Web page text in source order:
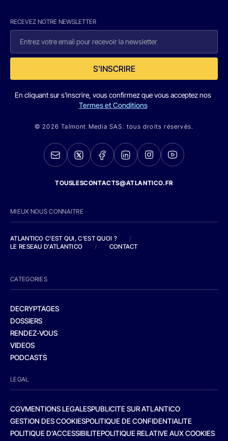
RECEVEZ NOTRE NEWSLETTER
S'INSCRIRE
En cliquant sur s'inscrire, vous confirmez que vous acceptez nos
Termes et Conditions
© 2026 Talmont Media SAS. tous droits réservés.
TOUSLESCONTACTS@ATLANTICO.FR
MIEUX NOUS CONNAITRE
ATLANTICO C'EST QUI, C'EST QUOI ?
/
LE RESEAU D'ATLANTICO
/ CONTACT
CATEGORIES
DECRYPTAGES
DOSSIERS
RENDEZ-VOUS
VIDEOS
PODCASTS
LEGAL
CGVMENTIONS LEGALESPUBLICITE SUR ATLANTICO
GESTION DES COOKIESPOLITIQUE DE CONFIDENTIALITE
POLITIQUE D’ACCESSIBILITEPOLITIQUE RELATIVE AUX COOKIES